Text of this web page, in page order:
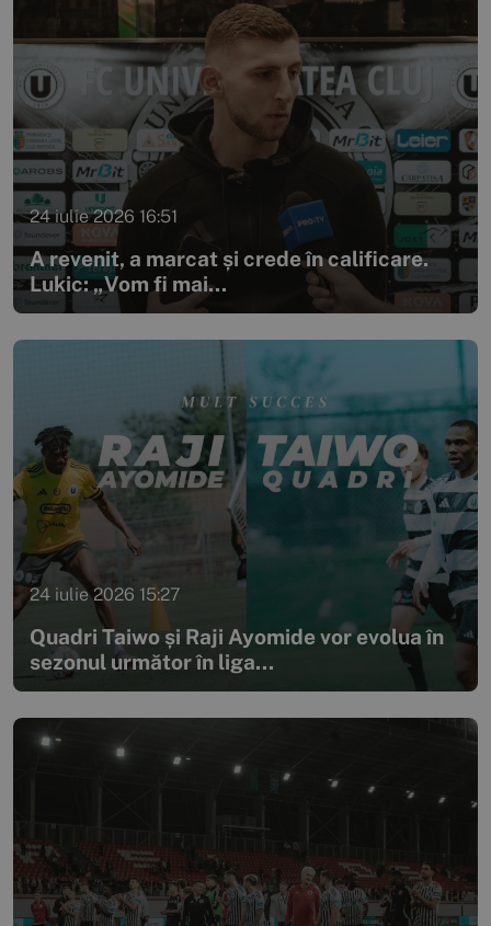
24 iulie 2026 16:51
A revenit, a marcat și crede în calificare.
Lukic: „Vom fi mai...
24 iulie 2026 15:27
Quadri Taiwo și Raji Ayomide vor evolua în
sezonul următor în liga...